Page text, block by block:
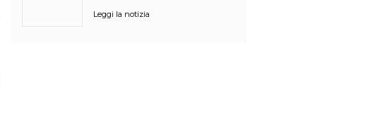
burocrazia
Leggi la notizia